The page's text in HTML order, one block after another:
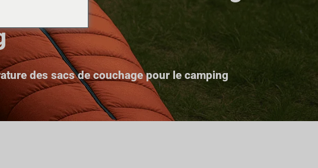
des sacs de couchage pour le camping